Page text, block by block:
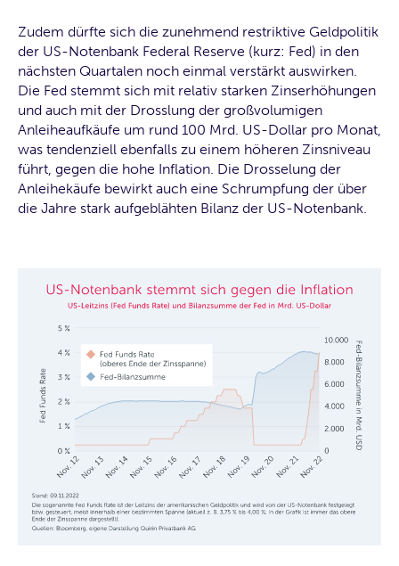
Zudem dürfte sich die zunehmend restriktive Geldpolitik
der US-Notenbank Federal Reserve (kurz: Fed) in den
nächsten Quartalen noch einmal verstärkt auswirken.
Die Fed stemmt sich mit relativ starken Zinserhöhungen
und auch mit der Drosslung der großvolumigen
Anleiheaufkäufe um rund 100 Mrd. US-Dollar pro Monat,
was tendenziell ebenfalls zu einem höheren Zinsniveau
führt, gegen die hohe Inflation. Die Drosselung der
Anleihekäufe bewirkt auch eine Schrumpfung der über
die Jahre stark aufgeblähten Bilanz der US-Notenbank.